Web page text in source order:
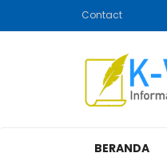
Contact
BERANDA